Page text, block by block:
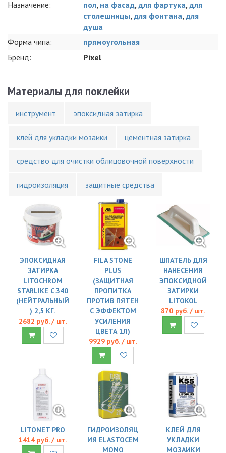
Назначение: пол, на фасад, для фартука, для
столешницы, для фонтана, для
душа
Форма чипа:
прямоугольная
Бренд:
Pixel
Материалы для поклейки
инструмент эпоксидная затирка
клей для укладки мозаики цементная затирка
средство для очистки облицовочной поверхности
гидроизоляция защитные средства
ЭПОКСИДНАЯ
ЗАТИРКА
LITOCHROM
STARLIKE C.340
(НЕЙТРАЛЬНЫЙ
) 2,5 КГ.
2682 руб. / шт.
FILA STONE
PLUS
(ЗАЩИТНАЯ
ПРОПИТКА
ПРОТИВ ПЯТЕН
С ЭФФЕКТОМ
УСИЛЕНИЯ
ЦВЕТА 1Л)
9929 руб. / шт.
ШПАТЕЛЬ ДЛЯ
НАНЕСЕНИЯ
ЭПОКСИДНОЙ
ЗАТИРКИ
LITOKOL
870 руб. / шт.
LITONET PRO
1414 руб. / шт.
ГИДРОИЗОЛЯЦ
ИЯ ELASTOCEM
MONO
КЛЕЙ ДЛЯ
УКЛАДКИ
МОЗАИКИ